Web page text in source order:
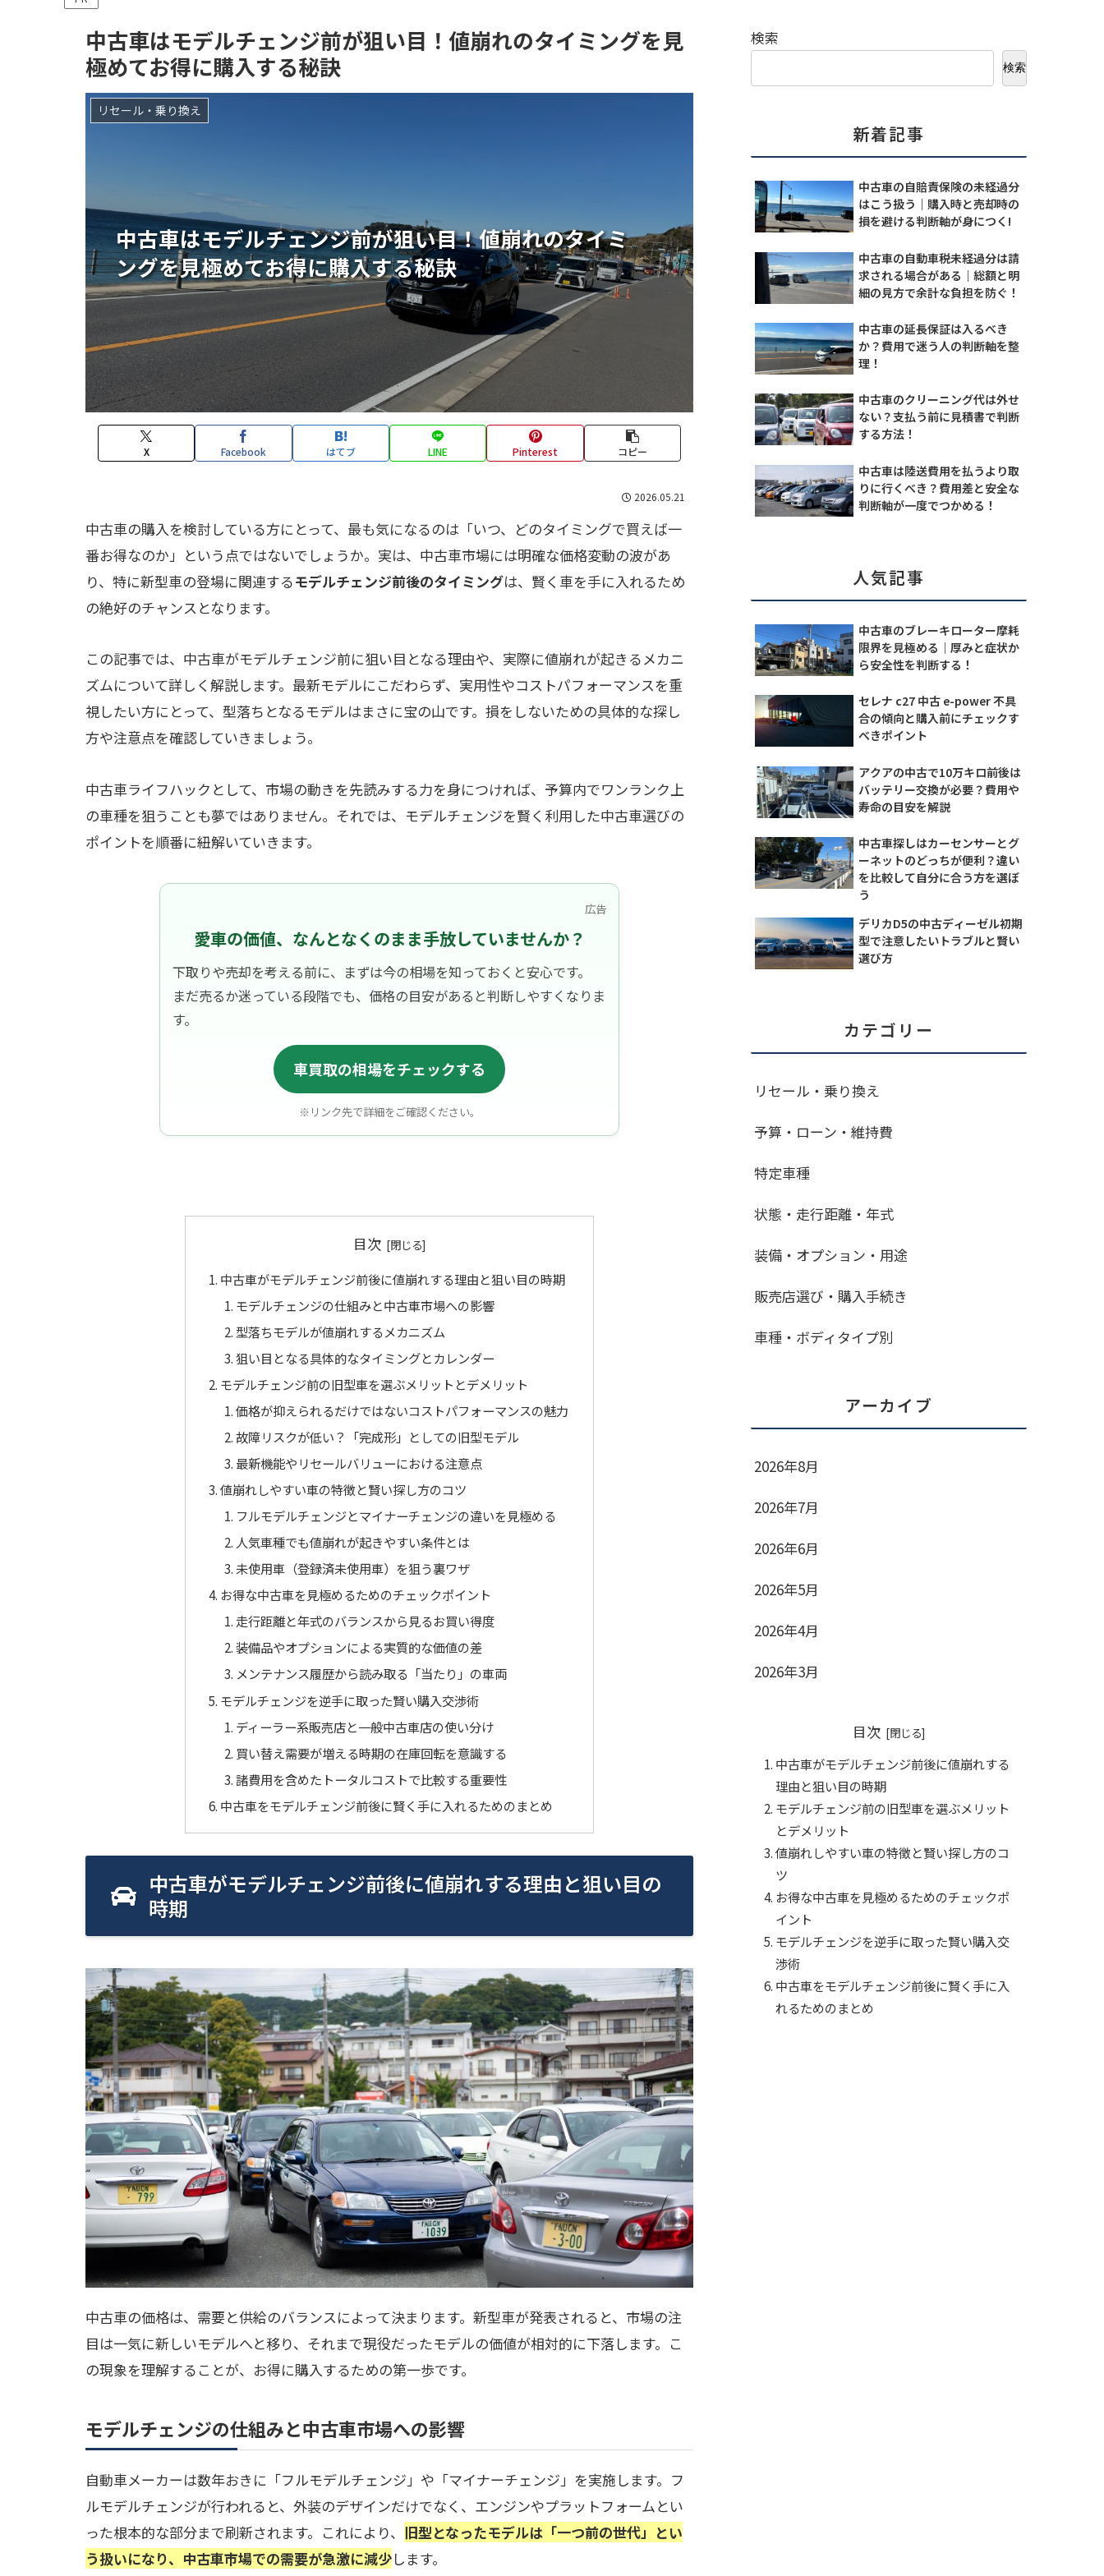
中古車はモデルチェンジ前が狙い目！値崩れのタイミングを見
極めてお得に購入する秘訣
中古車はモデルチェンジ前が狙い目！値崩れのタイミ
ングを見極めてお得に購入する秘訣
リセール・乗り換え
X Facebook はてブ LINE Pinterest コピー
2026.05.21
中古車の購入を検討している方にとって、最も気になるのは「いつ、どのタイミングで買えば一
番お得なのか」という点ではないでしょうか。実は、中古車市場には明確な価格変動の波があ
り、特に新型車の登場に関連するモデルチェンジ前後のタイミングは、賢く車を手に入れるため
の絶好のチャンスとなります。
この記事では、中古車がモデルチェンジ前に狙い目となる理由や、実際に値崩れが起きるメカニ
ズムについて詳しく解説します。最新モデルにこだわらず、実用性やコストパフォーマンスを重
視したい方にとって、型落ちとなるモデルはまさに宝の山です。損をしないための具体的な探し
方や注意点を確認していきましょう。
中古車ライフハックとして、市場の動きを先読みする力を身につければ、予算内でワンランク上
の車種を狙うことも夢ではありません。それでは、モデルチェンジを賢く利用した中古車選びの
ポイントを順番に紐解いていきます。
広告
愛車の価値、なんとなくのまま手放していませんか？
下取りや売却を考える前に、まずは今の相場を知っておくと安心です。
まだ売るか迷っている段階でも、価格の目安があると判断しやすくなりま
す。
車買取の相場をチェックする
※リンク先で詳細をご確認ください。
目次
中古車がモデルチェンジ前後に値崩れする理由と狙い目の時期
モデルチェンジの仕組みと中古車市場への影響
型落ちモデルが値崩れするメカニズム
狙い目となる具体的なタイミングとカレンダー
モデルチェンジ前の旧型車を選ぶメリットとデメリット
価格が抑えられるだけではないコストパフォーマンスの魅力
故障リスクが低い？「完成形」としての旧型モデル
最新機能やリセールバリューにおける注意点
値崩れしやすい車の特徴と賢い探し方のコツ
フルモデルチェンジとマイナーチェンジの違いを見極める
人気車種でも値崩れが起きやすい条件とは
未使用車（登録済未使用車）を狙う裏ワザ
お得な中古車を見極めるためのチェックポイント
走行距離と年式のバランスから見るお買い得度
装備品やオプションによる実質的な価値の差
メンテナンス履歴から読み取る「当たり」の車両
モデルチェンジを逆手に取った賢い購入交渉術
ディーラー系販売店と一般中古車店の使い分け
買い替え需要が増える時期の在庫回転を意識する
諸費用を含めたトータルコストで比較する重要性
中古車をモデルチェンジ前後に賢く手に入れるためのまとめ
中古車がモデルチェンジ前後に値崩れする理由と狙い目の
時期
中古車の価格は、需要と供給のバランスによって決まります。新型車が発表されると、市場の注
目は一気に新しいモデルへと移り、それまで現役だったモデルの価値が相対的に下落します。こ
の現象を理解することが、お得に購入するための第一歩です。
モデルチェンジの仕組みと中古車市場への影響
自動車メーカーは数年おきに「フルモデルチェンジ」や「マイナーチェンジ」を実施します。フ
ルモデルチェンジが行われると、外装のデザインだけでなく、エンジンやプラットフォームとい
った根本的な部分まで刷新されます。これにより、 旧型となったモデルは「一つ前の世代」とい
う扱いになり、中古車市場での需要が急激に減少します。
検索
検索
新着記事
中古車の自賠責保険の未経過分
はこう扱う｜購入時と売却時の
損を避ける判断軸が身につく!
中古車の自動車税未経過分は請
求される場合がある｜総額と明
細の見方で余計な負担を防ぐ！
中古車の延長保証は入るべき
か？費用で迷う人の判断軸を整
理！
中古車のクリーニング代は外せ
ない？支払う前に見積書で判断
する方法！
中古車は陸送費用を払うより取
りに行くべき？費用差と安全な
判断軸が一度でつかめる！
人気記事
中古車のブレーキローター摩耗
限界を見極める｜厚みと症状か
ら安全性を判断する！
セレナ c27 中古 e-power 不具
合の傾向と購入前にチェックす
べきポイント
アクアの中古で10万キロ前後は
バッテリー交換が必要？費用や
寿命の目安を解説
中古車探しはカーセンサーとグ
ーネットのどっちが便利？違い
を比較して自分に合う方を選ぼ
う
デリカD5の中古ディーゼル初期
型で注意したいトラブルと賢い
選び方
カテゴリー
リセール・乗り換え
予算・ローン・維持費
特定車種
状態・走行距離・年式
装備・オプション・用途
販売店選び・購入手続き
車種・ボディタイプ別
アーカイブ
2026年8月
2026年7月
2026年6月
2026年5月
2026年4月
2026年3月
目次
中古車がモデルチェンジ前後に値崩れする
理由と狙い目の時期
モデルチェンジ前の旧型車を選ぶメリット
とデメリット
値崩れしやすい車の特徴と賢い探し方のコ
ツ
お得な中古車を見極めるためのチェックポ
イント
モデルチェンジを逆手に取った賢い購入交
渉術
中古車をモデルチェンジ前後に賢く手に入
れるためのまとめ